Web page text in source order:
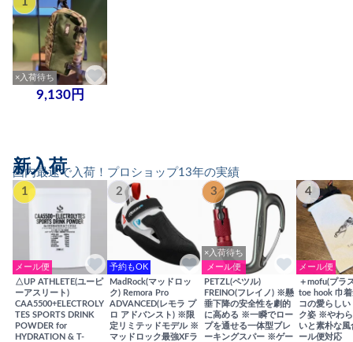
×入荷待ち
9,130円
国内最速で入荷！プロショップ13年の実績
新入荷
1
メール便
△UP ATHLETE(ユーピ
ーアスリート)
CAA5500+ELECTROLY
TES SPORTS DRINK
POWDER for
HYDRATION & T-
2
予約もOK
MadRock(マッドロッ
ク) Remora Pro
ADVANCED(レモラ プ
ロ アドバンスト) ※限
定リミテッドモデル ※
マッドロック最強XFラ
3
×入荷待ち
メール便
PETZL(ペツル)
FREINO(フレイノ) ※懸
垂下降の安全性を劇的
に高める ※一瞬でロー
プを通せる一体型ブレ
ーキングスパー ※ゲー
4
メール便
＋mofu(プラ
toe hook 巾
コの愛らしい
ク姿 ※やわ
いと素朴な
ール便対応